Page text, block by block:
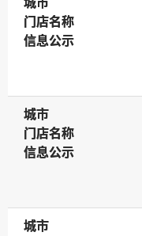
门店名称
门店名称
信息公示
信息公示
城市
城市
门店名称
门店名称
信息公示
信息公示
城市
城市